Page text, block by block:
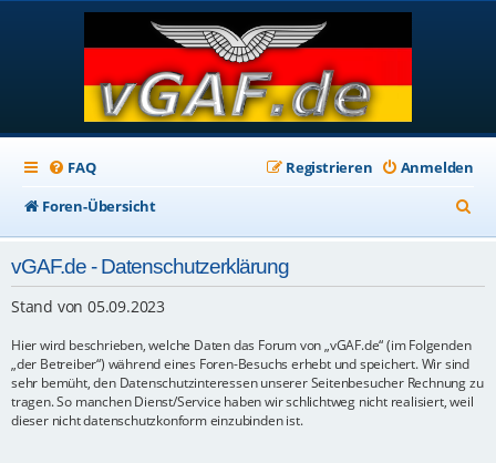
FAQ Anmelden
Registrieren
Foren-Übersicht
u
vGAF.de - Datenschutzerklärung
Stand von 05.09.2023
Hier wird beschrieben, welche Daten das Forum von „vGAF.de“ (im Folgenden
„der Betreiber“) während eines Foren-Besuchs erhebt und speichert. Wir sind
sehr bemüht, den Datenschutzinteressen unserer Seitenbesucher Rechnung zu
tragen. So manchen Dienst/Service haben wir schlichtweg nicht realisiert, weil
dieser nicht datenschutzkonform einzubinden ist.